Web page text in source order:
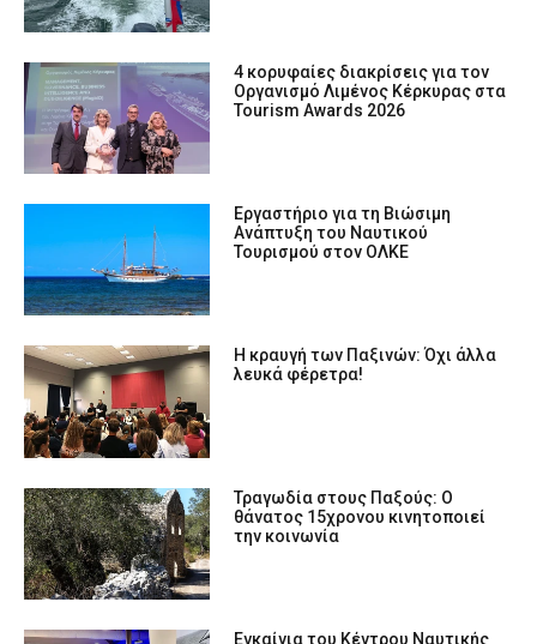
4 κορυφαίες διακρίσεις για τον
Οργανισμό Λιμένος Κέρκυρας στα
Tourism Awards 2026
Eργαστήριο για τη Βιώσιμη
Ανάπτυξη του Ναυτικού
Τουρισμού στον ΟΛΚΕ
Η κραυγή των Παξινών: Όχι άλλα
λευκά φέρετρα!
Τραγωδία στους Παξούς: Ο
θάνατος 15χρονου κινητοποιεί
την κοινωνία
Εγκαίνια του Κέντρου Ναυτικής